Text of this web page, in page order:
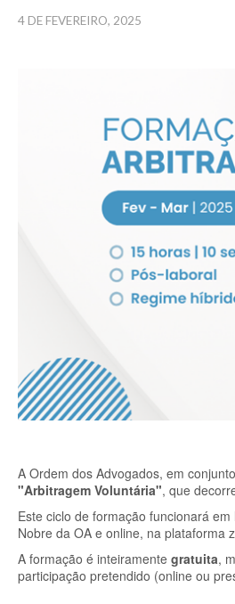
4 DE FEVEREIRO, 2025
A Ordem dos Advogados, em
"Arbitragem Voluntária", que
Este ciclo de formação funcionará em
Nobre da OA e online, na plataforma
A formação é inteiramente gratuita,
participação pretendido (online ou